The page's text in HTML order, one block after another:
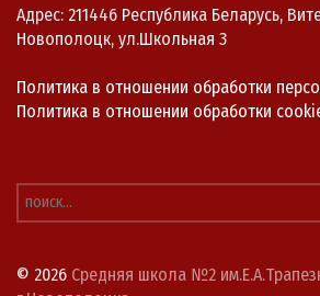
Адрес: 211446 Республика Беларусь,
Новополоцк, ул.Школьная 3
Политика в отношении обработки
Политика в отношении обработки
© 2026 Средняя школа №2